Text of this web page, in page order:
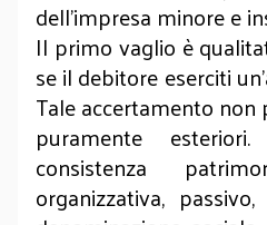
dell’impresa minore e
Il primo vaglio è
se il debitore eserciti
Tale accertamento
puramente
consistenza
organizzativa,